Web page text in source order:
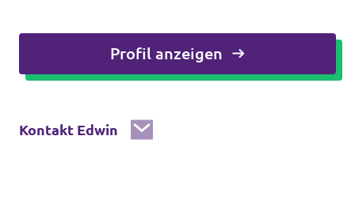
Profil anzeigen
Kontakt Edwin